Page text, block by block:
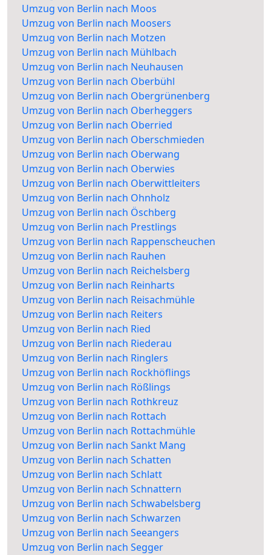
Umzug von Berlin nach Moos
Umzug von Berlin nach Moosers
Umzug von Berlin nach Motzen
Umzug von Berlin nach Mühlbach
Umzug von Berlin nach Neuhausen
Umzug von Berlin nach Oberbühl
Umzug von Berlin nach Obergrünenberg
Umzug von Berlin nach Oberheggers
Umzug von Berlin nach Oberried
Umzug von Berlin nach Oberschmieden
Umzug von Berlin nach Oberwang
Umzug von Berlin nach Oberwies
Umzug von Berlin nach Oberwittleiters
Umzug von Berlin nach Ohnholz
Umzug von Berlin nach Öschberg
Umzug von Berlin nach Prestlings
Umzug von Berlin nach Rappenscheuchen
Umzug von Berlin nach Rauhen
Umzug von Berlin nach Reichelsberg
Umzug von Berlin nach Reinharts
Umzug von Berlin nach Reisachmühle
Umzug von Berlin nach Reiters
Umzug von Berlin nach Ried
Umzug von Berlin nach Riederau
Umzug von Berlin nach Ringlers
Umzug von Berlin nach Rockhöflings
Umzug von Berlin nach Rößlings
Umzug von Berlin nach Rothkreuz
Umzug von Berlin nach Rottach
Umzug von Berlin nach Rottachmühle
Umzug von Berlin nach Sankt Mang
Umzug von Berlin nach Schatten
Umzug von Berlin nach Schlatt
Umzug von Berlin nach Schnattern
Umzug von Berlin nach Schwabelsberg
Umzug von Berlin nach Schwarzen
Umzug von Berlin nach Seeangers
Umzug von Berlin nach Segger